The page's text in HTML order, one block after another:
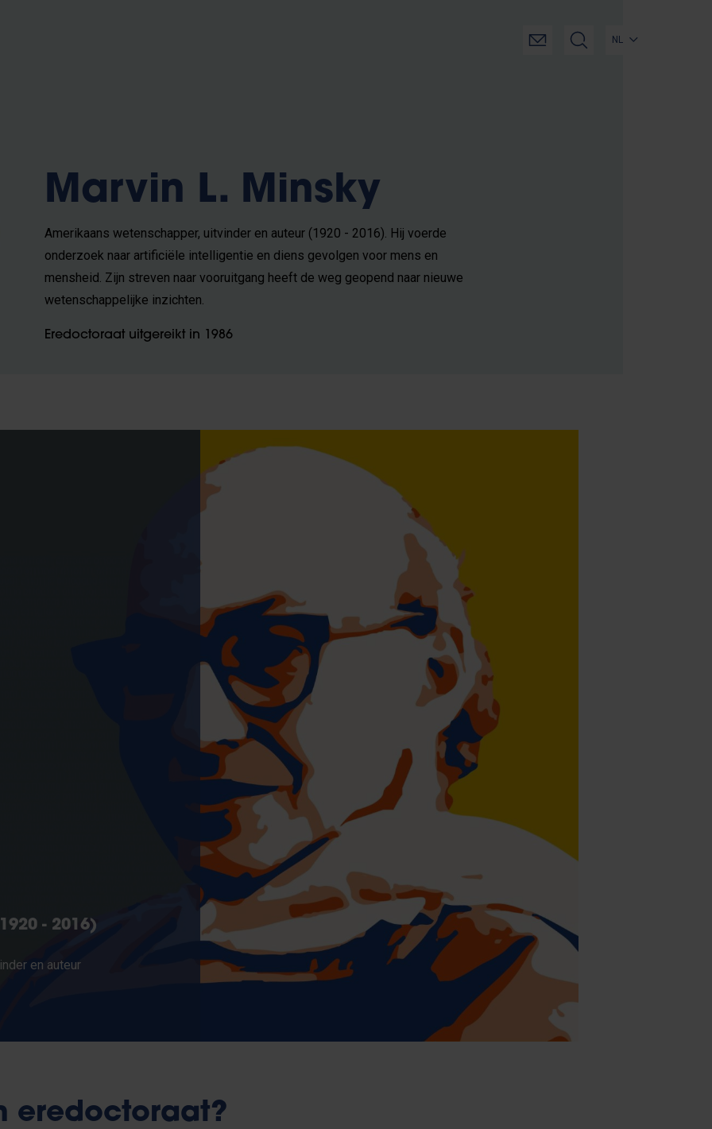
NL
Marvin L. Minsky
Amerikaans wetenschapper, uitvinder en auteur (1920 - 2016). Hij voerde
onderzoek naar artificiële intelligentie en diens gevolgen voor mens en
mensheid. Zijn streven naar vooruitgang heeft de weg geopend naar nieuwe
wetenschappelijke inzichten.
Eredoctoraat uitgereikt in 1986
- 2016)
en auteur
eredoctoraat?